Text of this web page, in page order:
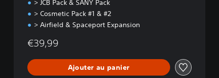
> JCB Pack & SANY Pack
> Cosmetic Pack #1 & #2
> Airfield & Spaceport Expansion
€39,99
Ajouter au panier